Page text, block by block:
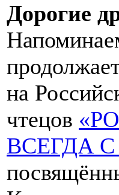
Дорогие
на
чтецов
ВСЕГДА